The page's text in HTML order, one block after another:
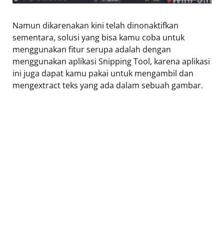
Namun dikarenakan kini telah dinonaktifkan
sementara, solusi yang bisa kamu coba untuk
menggunakan fitur serupa adalah dengan
menggunakan aplikasi Snipping Tool, karena aplikasi
ini juga dapat kamu pakai untuk mengambil dan
mengextract teks yang ada dalam sebuah gambar.